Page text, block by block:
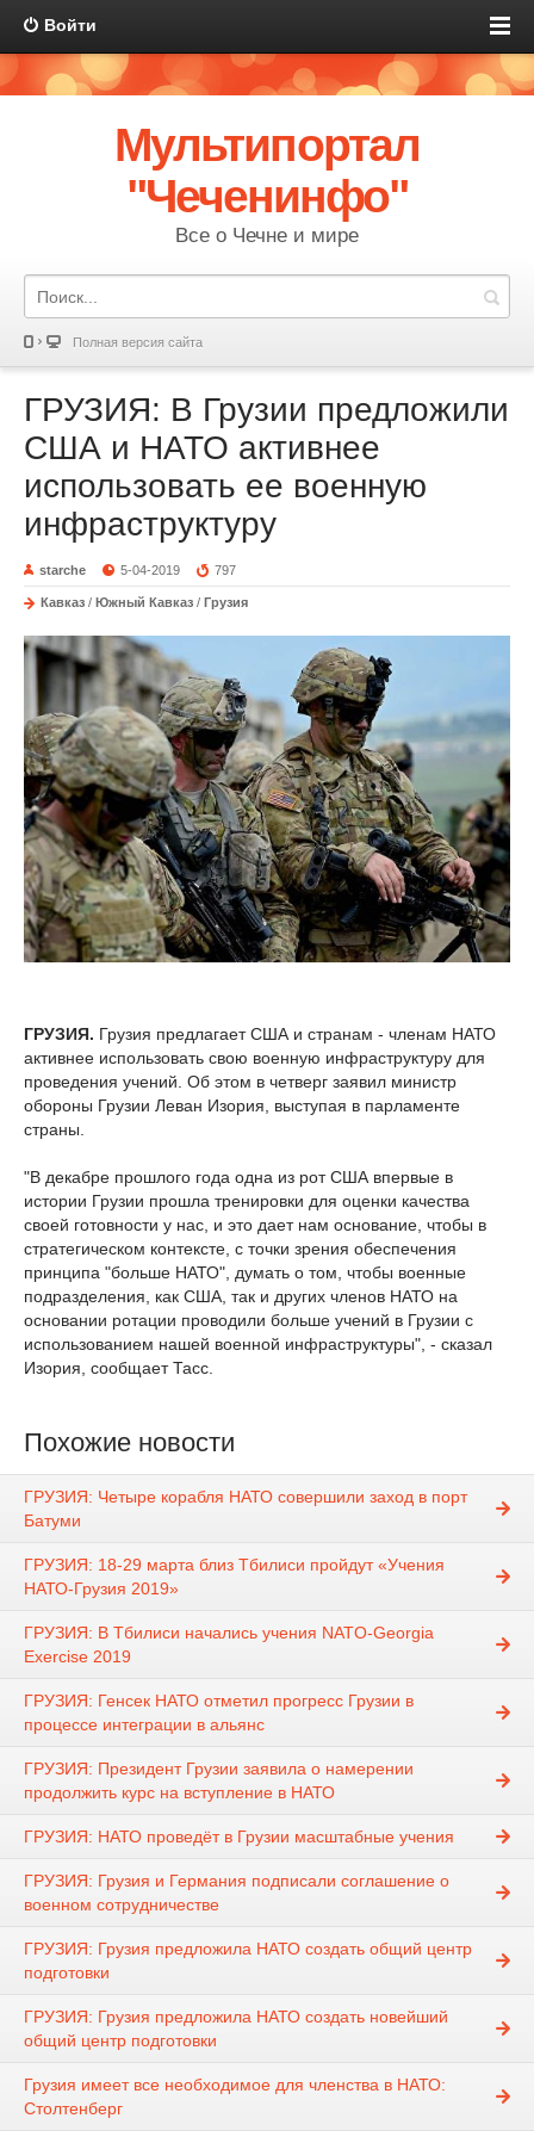
Войти
Мультипортал
"Чеченинфо"
Все о Чечне и мире
Полная версия сайта
ГРУЗИЯ: В Грузии предложили
США и НАТО активнее
использовать ее военную
инфраструктуру
starche 5-04-2019 797
Кавказ / Южный Кавказ / Грузия
ГРУЗИЯ. Грузия предлагает США и странам - членам НАТО
активнее использовать свою военную инфраструктуру для
проведения учений. Об этом в четверг заявил министр
обороны Грузии Леван Изория, выступая в парламенте
страны.
"В декабре прошлого года одна из рот США впервые в
истории Грузии прошла тренировки для оценки качества
своей готовности у нас, и это дает нам основание, чтобы в
стратегическом контексте, с точки зрения обеспечения
принципа "больше НАТО", думать о том, чтобы военные
подразделения, как США, так и других членов НАТО на
основании ротации проводили больше учений в Грузии с
использованием нашей военной инфраструктуры", - сказал
Изория, сообщает Тасс.
Похожие новости
ГРУЗИЯ: Четыре корабля НАТО совершили заход в порт
Батуми
ГРУЗИЯ: 18-29 марта близ Тбилиси пройдут «Учения
НАТО-Грузия 2019»
ГРУЗИЯ: В Тбилиси начались учения NATO-Georgia
Exercise 2019
ГРУЗИЯ: Генсек НАТО отметил прогресс Грузии в
процессе интеграции в альянс
ГРУЗИЯ: Президент Грузии заявила о намерении
продолжить курс на вступление в НАТО
ГРУЗИЯ: НАТО проведёт в Грузии масштабные учения
ГРУЗИЯ: Грузия и Германия подписали соглашение о
военном сотрудничестве
ГРУЗИЯ: Грузия предложила НАТО создать общий центр
подготовки
ГРУЗИЯ: Грузия предложила НАТО создать новейший
общий центр подготовки
Грузия имеет все необходимое для членства в НАТО:
Столтенберг